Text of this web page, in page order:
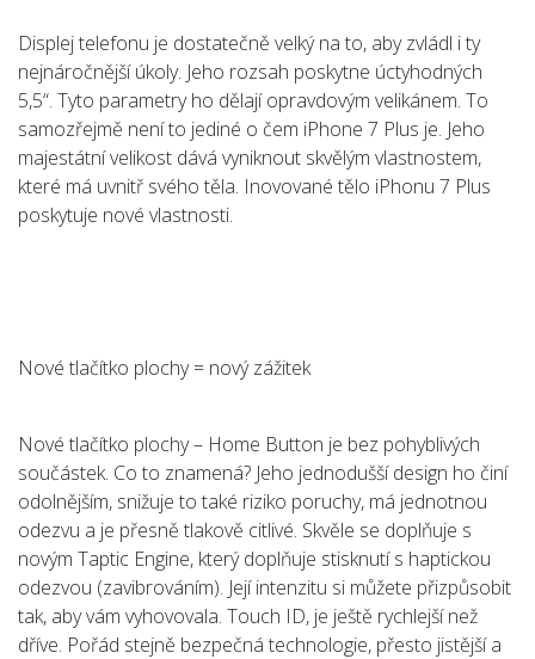
Displej telefonu je dostatečně velký na to, aby zvládl i ty
nejnáročnější úkoly. Jeho rozsah poskytne úctyhodných
5,5“. Tyto parametry ho dělají opravdovým velikánem. To
samozřejmě není to jediné o čem iPhone 7 Plus je. Jeho
majestátní velikost dává vyniknout skvělým vlastnostem,
které má uvnitř svého těla. Inovované tělo iPhonu 7 Plus
poskytuje nové vlastnosti.
Nové tlačítko plochy = nový zážitek
Nové tlačítko plochy – Home Button je bez pohyblivých
součástek. Co to znamená? Jeho jednodušší design ho činí
odolnějším, snižuje to také riziko poruchy, má jednotnou
odezvu a je přesně tlakově citlivé. Skvěle se doplňuje s
novým Taptic Engine, který doplňuje stisknutí s haptickou
odezvou (zavibrováním). Její intenzitu si můžete přizpůsobit
tak, aby vám vyhovovala. Touch ID, je ještě rychlejší než
dříve. Pořád stejně bezpečná technologie, přesto jistější a